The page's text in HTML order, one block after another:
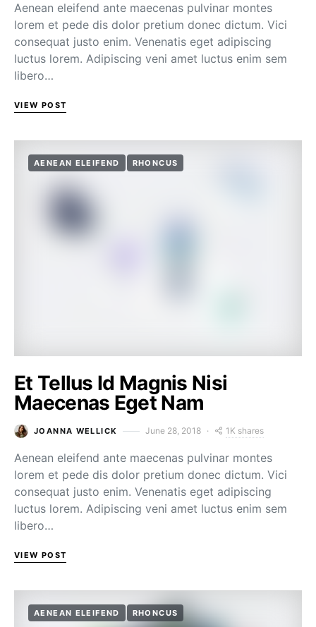
Aenean eleifend ante maecenas pulvinar montes
lorem et pede dis dolor pretium donec dictum. Vici
consequat justo enim. Venenatis eget adipiscing
luctus lorem. Adipiscing veni amet luctus enim sem
libero…
VIEW POST
AENEAN ELEIFEND RHONCUS
Et Tellus Id Magnis Nisi
Maecenas Eget Nam
JOANNA WELLICK June 28, 2018 1K shares
Aenean eleifend ante maecenas pulvinar montes
lorem et pede dis dolor pretium donec dictum. Vici
consequat justo enim. Venenatis eget adipiscing
luctus lorem. Adipiscing veni amet luctus enim sem
libero…
VIEW POST
AENEAN ELEIFEND RHONCUS